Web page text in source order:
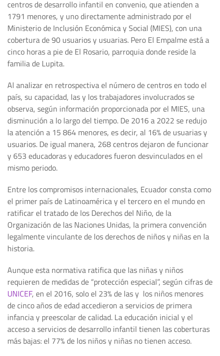
centros de desarrollo infantil en convenio, que atienden a
1791 menores, y uno directamente administrado por el
Ministerio de Inclusión Económica y Social (MIES), con una
cobertura de 90 usuarios y usuarias. Pero El Empalme está a
cinco horas a pie de El Rosario, parroquia donde reside la
familia de Lupita.
Al analizar en retrospectiva el número de centros en todo el
país, su capacidad, las y los trabajadores involucrados se
observa, según información proporcionada por el MIES, una
disminución a lo largo del tiempo. De 2016 a 2022 se redujo
la atención a 15 864 menores, es decir, al 16% de usuarias y
usuarios. De igual manera, 268 centros dejaron de funcionar
y 653 educadoras y educadores fueron desvinculados en el
mismo periodo.
Entre los compromisos internacionales, Ecuador consta como
el primer país de Latinoamérica y el tercero en el mundo en
ratificar el tratado de los Derechos del Niño, de la
Organización de las Naciones Unidas, la primera convención
legalmente vinculante de los derechos de niños y niñas en la
historia.
Aunque esta normativa ratifica que las niñas y niños
requieren de medidas de “protección especial”, según cifras de
UNICEF, en el 2016, solo el 23% de las y los niños menores
de cinco años de edad accedieron a servicios de primera
infancia y preescolar de calidad. La educación inicial y el
acceso a servicios de desarrollo infantil tienen las coberturas
más bajas: el 77% de los niños y niñas no tienen acceso.